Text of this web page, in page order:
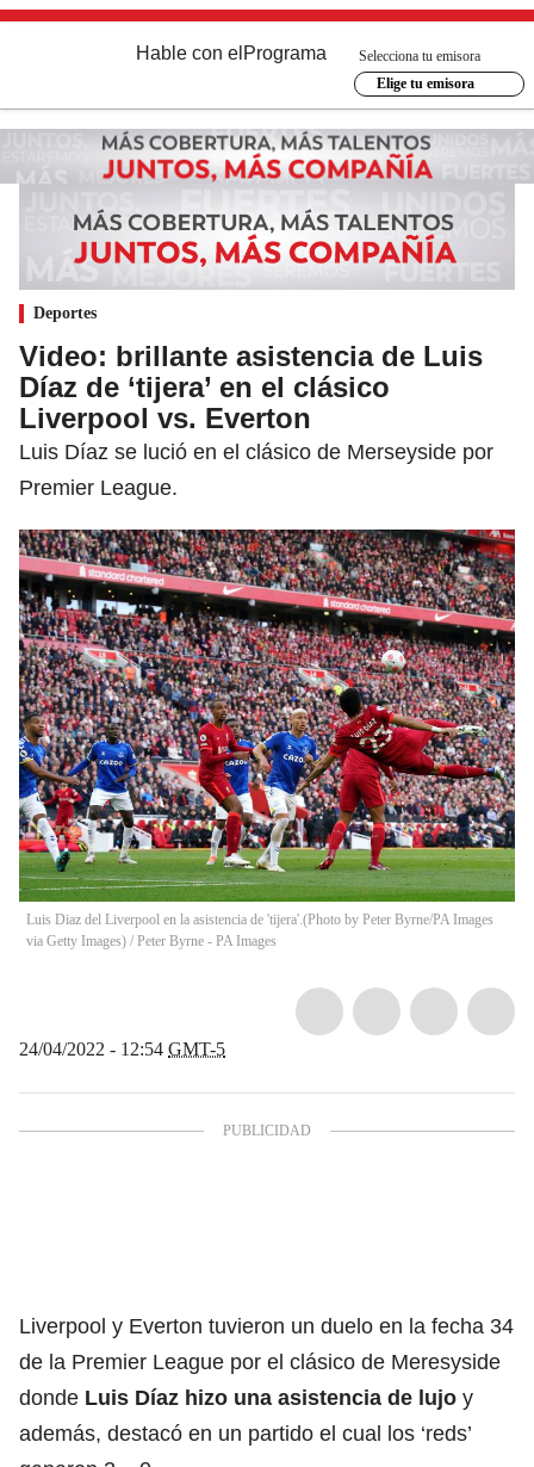
Hable con el Programa
Selecciona tu emisora
Elige tu emisora
Deportes
Video: brillante asistencia de Luis
Díaz de ‘tijera’ en el clásico
Liverpool vs. Everton
Luis Díaz se lució en el clásico de Merseyside por
Premier League.
Luis Diaz del Liverpool en la asistencia de 'tijera'.(Photo by Peter Byrne/PA Images
via Getty Images) / Peter Byrne - PA Images
24/04/2022 - 12:54 GMT-5
Liverpool y Everton tuvieron un duelo en la fecha 34
de la Premier League por el clásico de Meresyside
donde Luis Díaz hizo una asistencia de lujo y
además, destacó en un partido el cual los ‘reds’